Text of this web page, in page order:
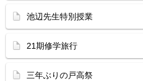
池辺先生特別授業
21期修学旅行
三年ぶりの戸高祭